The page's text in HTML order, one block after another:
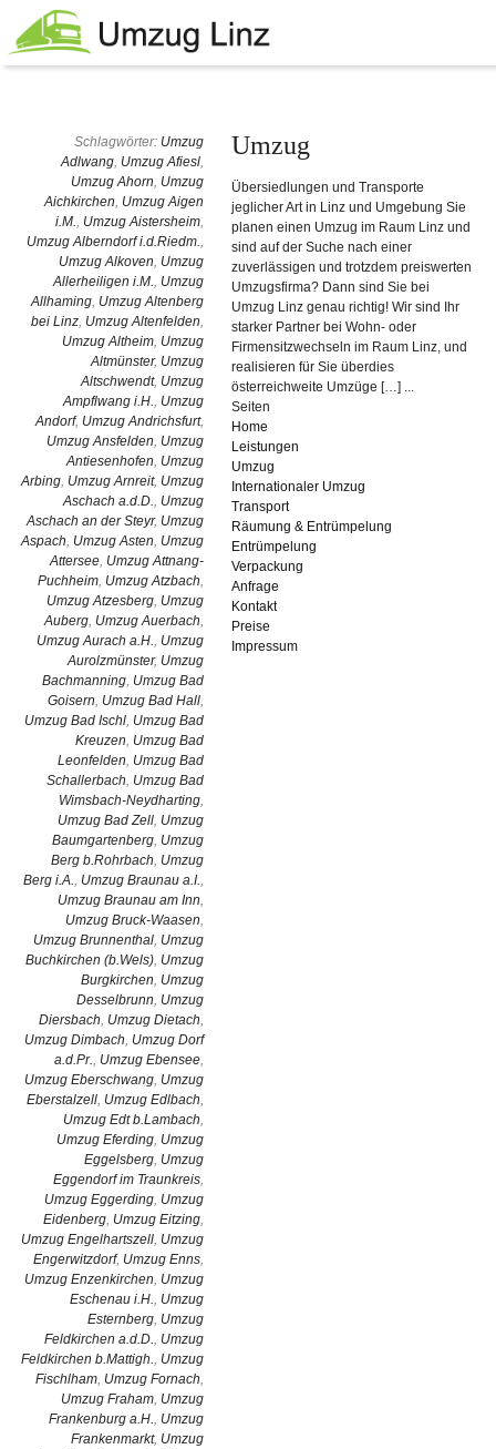
Schlagwörter: Umzug
Adlwang, Umzug Afiesl,
Umzug Ahorn, Umzug
Aichkirchen, Umzug Aigen
i.M., Umzug Aistersheim,
Umzug Alberndorf i.d.Riedm.,
Umzug Alkoven, Umzug
Allerheiligen i.M., Umzug
Allhaming, Umzug Altenberg
bei Linz, Umzug Altenfelden,
Umzug Altheim, Umzug
Altmünster, Umzug
Altschwendt, Umzug
Ampflwang i.H., Umzug
Andorf, Umzug Andrichsfurt,
Umzug Ansfelden, Umzug
Antiesenhofen, Umzug
Arbing, Umzug Arnreit, Umzug
Aschach a.d.D., Umzug
Aschach an der Steyr, Umzug
Aspach, Umzug Asten, Umzug
Attersee, Umzug Attnang-
Puchheim, Umzug Atzbach,
Umzug Atzesberg, Umzug
Auberg, Umzug Auerbach,
Umzug Aurach a.H., Umzug
Aurolzmünster, Umzug
Bachmanning, Umzug Bad
Goisern, Umzug Bad Hall,
Umzug Bad Ischl, Umzug Bad
Kreuzen, Umzug Bad
Leonfelden, Umzug Bad
Schallerbach, Umzug Bad
Wimsbach-Neydharting,
Umzug Bad Zell, Umzug
Baumgartenberg, Umzug
Berg b.Rohrbach, Umzug
Berg i.A., Umzug Braunau a.I.,
Umzug Braunau am Inn,
Umzug Bruck-Waasen,
Umzug Brunnenthal, Umzug
Buchkirchen (b.Wels), Umzug
Burgkirchen, Umzug
Desselbrunn, Umzug
Diersbach, Umzug Dietach,
Umzug Dimbach, Umzug Dorf
a.d.Pr., Umzug Ebensee,
Umzug Eberschwang, Umzug
Eberstalzell, Umzug Edlbach,
Umzug Edt b.Lambach,
Umzug Eferding, Umzug
Eggelsberg, Umzug
Eggendorf im Traunkreis,
Umzug Eggerding, Umzug
Eidenberg, Umzug Eitzing,
Umzug Engelhartszell, Umzug
Engerwitzdorf, Umzug Enns,
Umzug Enzenkirchen, Umzug
Eschenau i.H., Umzug
Esternberg, Umzug
Feldkirchen a.d.D., Umzug
Feldkirchen b.Mattigh., Umzug
Fischlham, Umzug Fornach,
Umzug Fraham, Umzug
Frankenburg a.H., Umzug
Frankenmarkt, Umzug
Umzug
Übersiedlungen und Transporte
jeglicher Art in Linz und Umgebung Sie
planen einen Umzug im Raum Linz und
sind auf der Suche nach einer
zuverlässigen und trotzdem preiswerten
Umzugsfirma? Dann sind Sie bei
Umzug Linz genau richtig! Wir sind Ihr
starker Partner bei Wohn- oder
Firmensitzwechseln im Raum Linz, und
realisieren für Sie überdies
österreichweite Umzüge […] ...
Seiten
Home
Leistungen
Umzug
Internationaler Umzug
Transport
Räumung & Entrümpelung
Entrümpelung
Verpackung
Anfrage
Kontakt
Preise
Impressum